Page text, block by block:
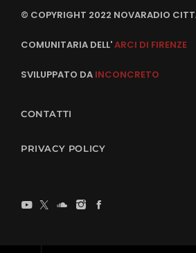
© COPYRIGHT 2022 NOVARADIO
COMUNITARIA DELL'ARCI DI FIRENZE
SVILUPPATO DA INCONCRETO
CONTATTI
PRIVACY POLICY